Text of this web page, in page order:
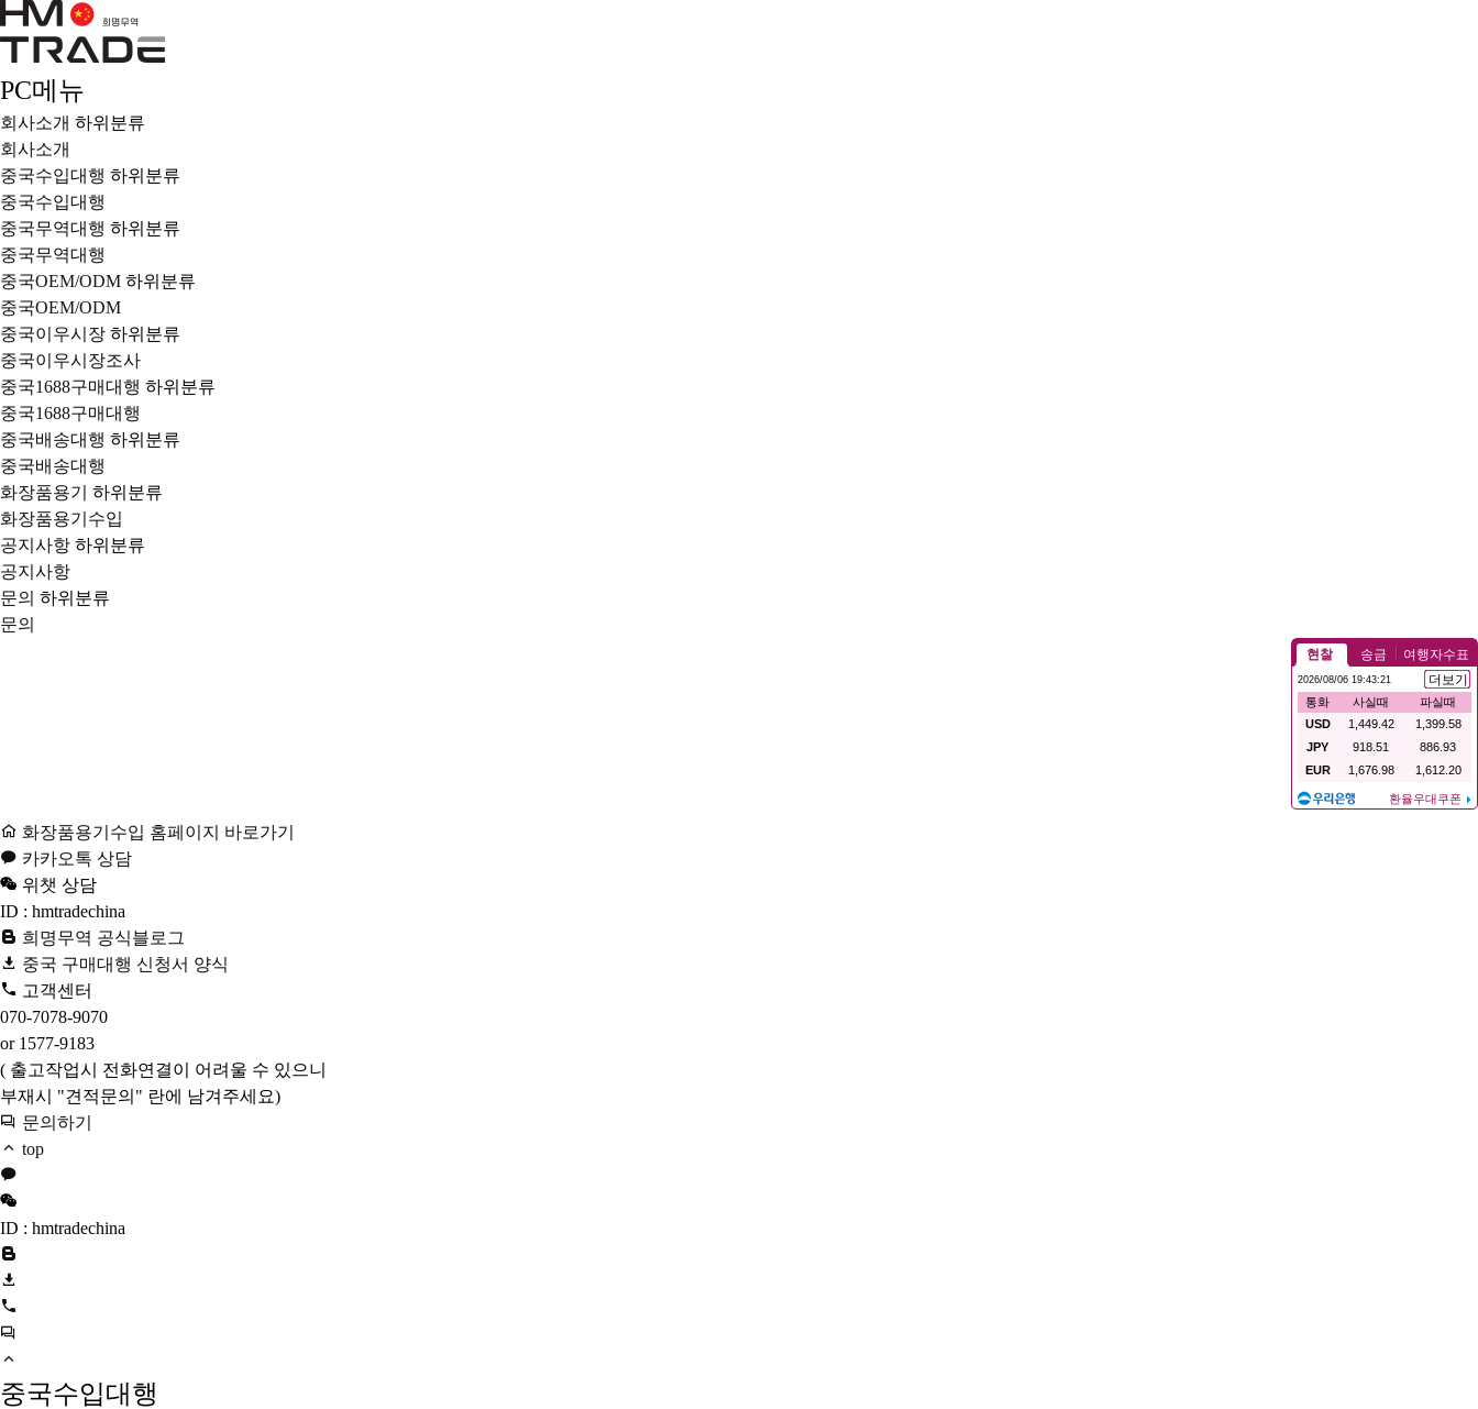
PC메뉴
회사소개 하위분류
회사소개
중국수입대행 하위분류
중국수입대행
중국무역대행 하위분류
중국무역대행
중국OEM/ODM 하위분류
중국OEM/ODM
중국이우시장 하위분류
중국이우시장조사
중국1688구매대행 하위분류
중국1688구매대행
중국배송대행 하위분류
중국배송대행
화장품용기
하위분류
화장품용기수입
공지사항 하위분류
공지사항
문의 하위분류
문의
화장품용기수입 홈페이지 바로가기
카카오톡 상담
위챗 상담
ID : hmtradechina
희명무역 공식블로그
중국 구매대행 신청서 양식
고객센터
070-7078-9070
or 1577-9183
( 출고작업시 전화연결이 어려울 수 있으니
부재시 "견적문의" 란에 남겨주세요)
문의하기
top
ID : hmtradechina
중국수입대행